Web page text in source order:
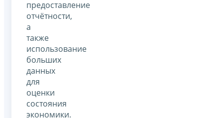
предоставление
отчётности,
а
также
использование
больших
данных
для
оценки
состояния
экономики.